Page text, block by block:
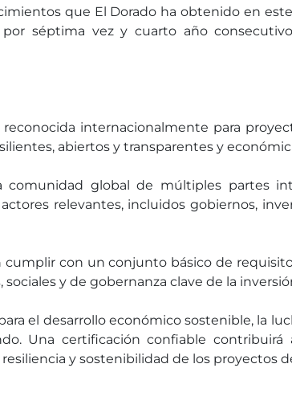
que El Dorado ha obtenido en
séptima vez y cuarto año
internacionalmente para
abiertos y transparentes y
global de múltiples partes
relevantes, incluidos gobiernos,
con un conjunto básico de
y de gobernanza clave de la
el desarrollo económico sostenible, la
Una certificación confiable contribuirá
y sostenibilidad de los proyectos